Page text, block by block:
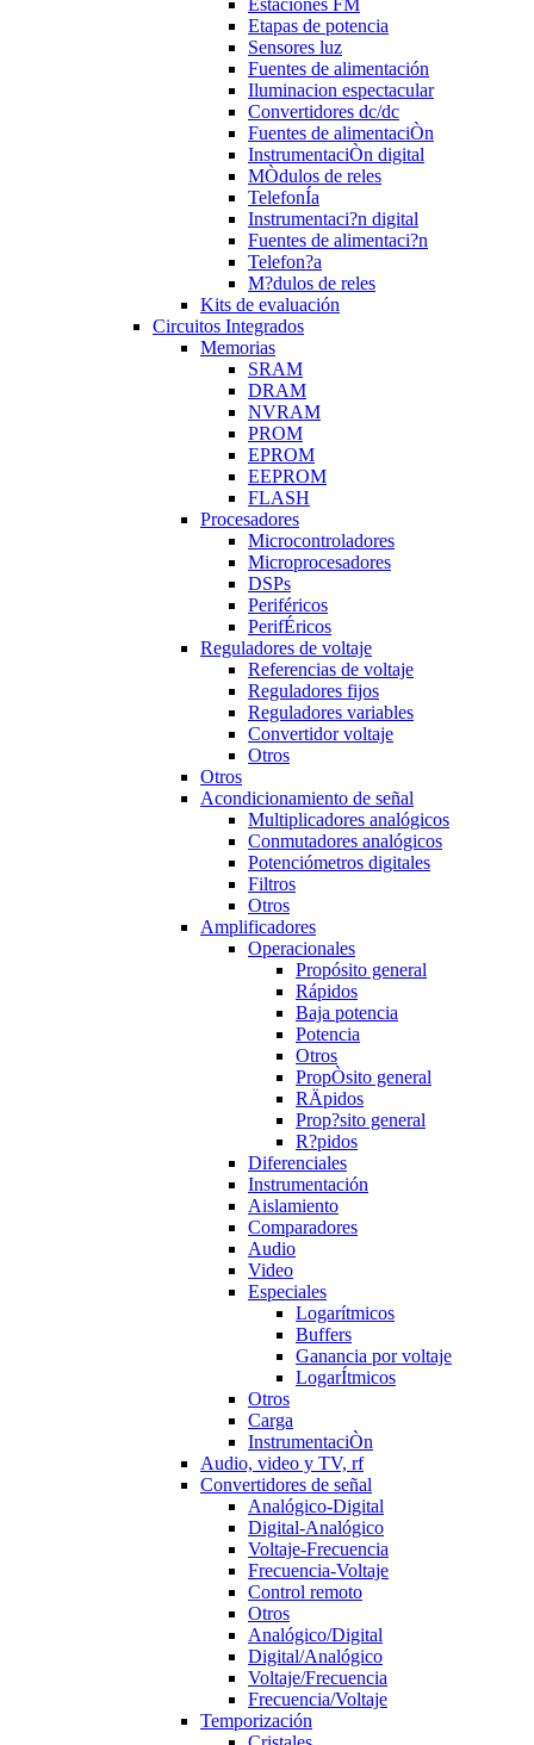
Estaciones FM
Etapas de potencia
Sensores luz
Fuentes de alimentación
Iluminacion espectacular
Convertidores dc/dc
Fuentes de alimentaciÒn
InstrumentaciÒn digital
MÒdulos de reles
TelefonÍa
Instrumentaci?n digital
Fuentes de alimentaci?n
Telefon?a
M?dulos de reles
Kits de evaluación
Circuitos Integrados
Memorias
SRAM
DRAM
NVRAM
PROM
EPROM
EEPROM
FLASH
Procesadores
Microcontroladores
Microprocesadores
DSPs
Periféricos
PerifÉricos
Reguladores de voltaje
Referencias de voltaje
Reguladores fijos
Reguladores variables
Convertidor voltaje
Otros
Otros
Acondicionamiento de señal
Multiplicadores analógicos
Conmutadores analógicos
Potenciómetros digitales
Filtros
Otros
Amplificadores
Operacionales
Propósito general
Rápidos
Baja potencia
Potencia
Otros
PropÒsito general
RÄpidos
Prop?sito general
R?pidos
Diferenciales
Instrumentación
Aislamiento
Comparadores
Audio
Video
Especiales
Logarítmicos
Buffers
Ganancia por voltaje
LogarÍtmicos
Otros
Carga
InstrumentaciÒn
Audio, video y TV, rf
Convertidores de señal
Analógico-Digital
Digital-Analógico
Voltaje-Frecuencia
Frecuencia-Voltaje
Control remoto
Otros
Analógico/Digital
Digital/Analógico
Voltaje/Frecuencia
Frecuencia/Voltaje
Temporización